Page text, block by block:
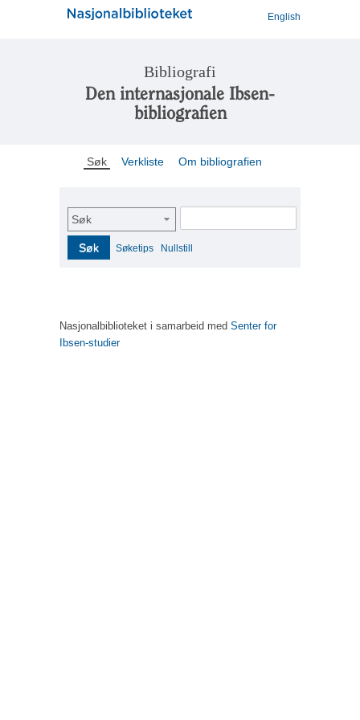
English
Bibliografi
Den internasjonale Ibsen-
bibliografien
Søk Verkliste Om bibliografien
Søk
Søk Søketips Nullstill
Nasjonalbiblioteket i samarbeid med Senter for
Ibsen-studier